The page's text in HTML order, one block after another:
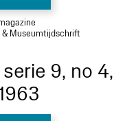
Museumtijdschrift
9, no 4,